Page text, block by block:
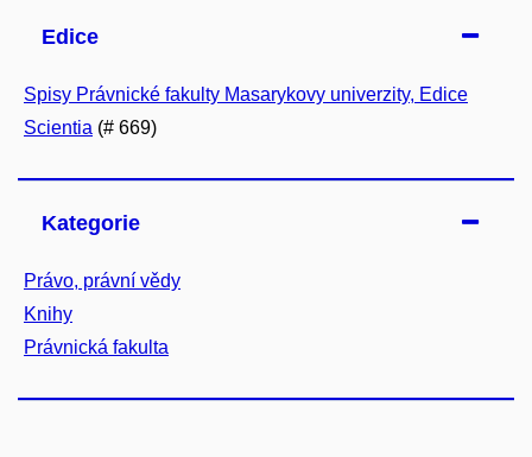
Edice
Spisy Právnické fakulty Masarykovy univerzity, Edice
Scientia (# 669)
Kategorie
Právo, právní vědy
Knihy
Právnická fakulta